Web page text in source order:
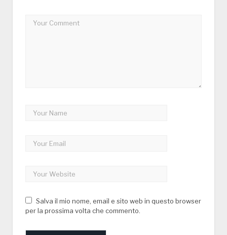
Salva il mio nome, email e sito web in questo browser
per la prossima volta che commento.